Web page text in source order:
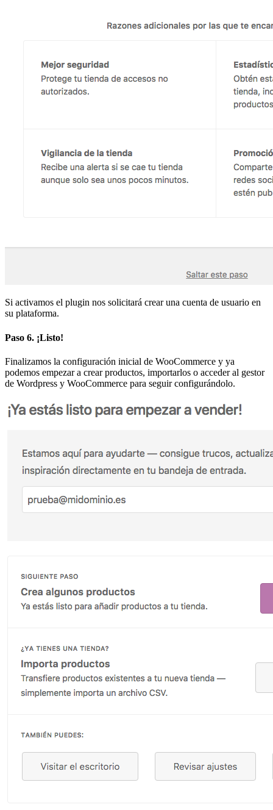
Si activamos el plugin nos solicitará crear una cuenta de usuario en
su plataforma.
Paso 6. ¡Listo!
Finalizamos la configuración inicial de WooCommerce y ya
podemos empezar a crear productos, importarlos o acceder al gestor
de Wordpress y WooCommerce para seguir configurándolo.